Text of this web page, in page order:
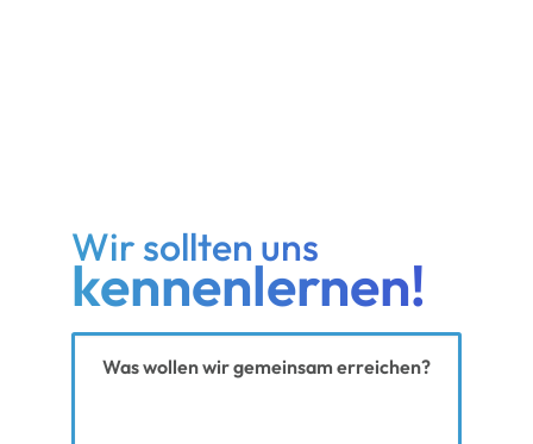
Wir sollten uns
kennenlernen!